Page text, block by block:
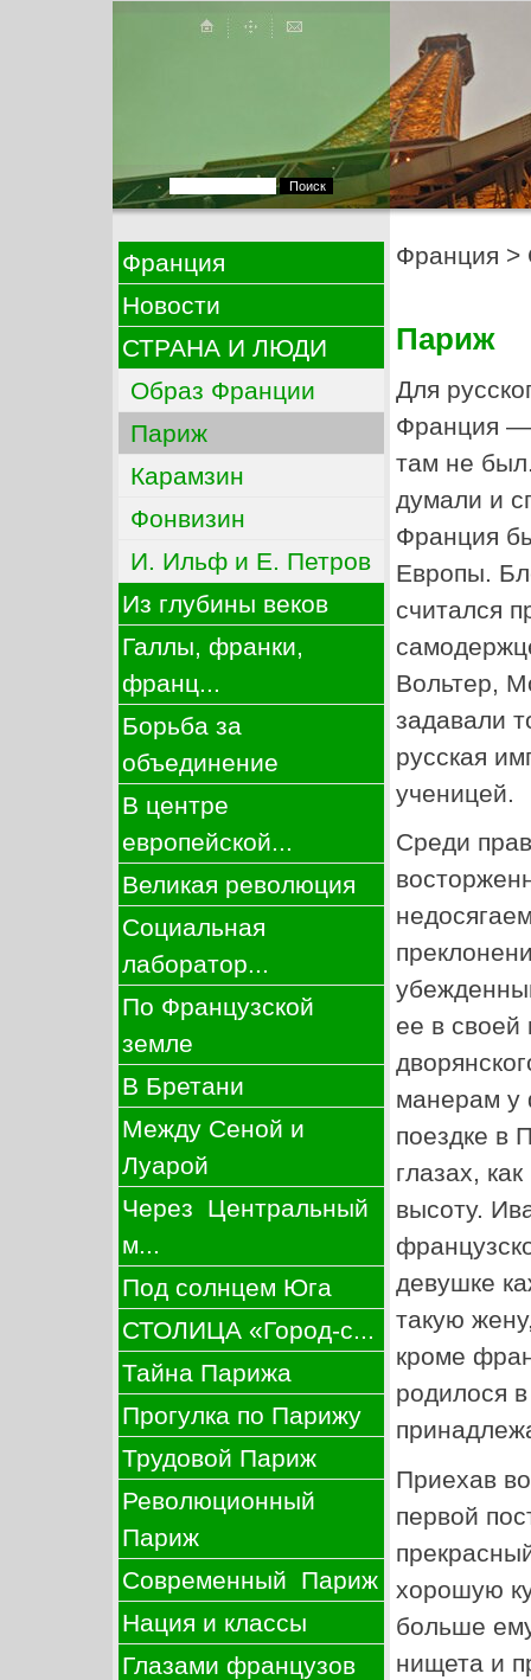
Франция
Новости
СТРАНА И ЛЮДИ
Образ Франции
Париж
Карамзин
Фонвизин
И. Ильф и Е. Петров
Из глубины веков
Галлы, франки,
франц...
Борьба за
объединение
В центре
европейской...
Великая революция
Социальная
лаборатор...
По Французской
земле
В Бретани
Между Сеной и
Луарой
Через Центральный
м...
Под солнцем Юга
СТОЛИЦА «Город-с...
Тайна Парижа
Прогулка по Парижу
Трудовой Париж
Революционный
Париж
Современный Париж
Нация и классы
Глазами французов
Франция >
Париж
Для
Франция —
там не
думали и
Франция
Европы.
считался
Вольтер,
задавали
русская
ученицей.
Среди
ее в своей
манерам у
поездке в
глазах,
высоту.
девушке
такую
кроме
родилося
Приехав
первой
хорошую
больше
нищета и